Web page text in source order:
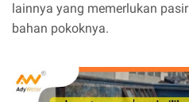
lainnya yang memerlukan
bahan pokoknya.